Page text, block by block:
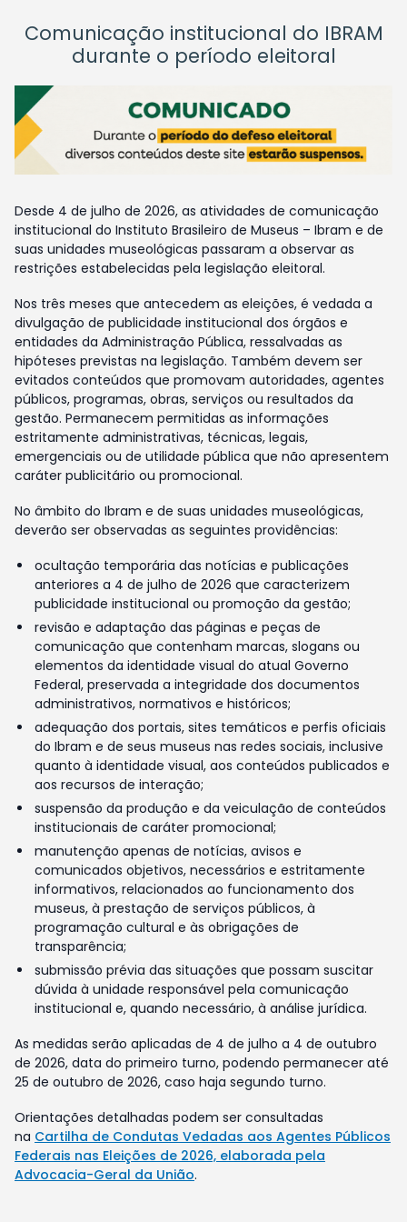
Comunicação institucional do IBRAM
durante o período eleitoral
Desde 4 de julho de 2026, as atividades de comunicação
institucional do Instituto Brasileiro de Museus – Ibram e de
suas unidades museológicas passaram a observar as
restrições estabelecidas pela legislação eleitoral.
Nos três meses que antecedem as eleições, é vedada a
divulgação de publicidade institucional dos órgãos e
entidades da Administração Pública, ressalvadas as
hipóteses previstas na legislação. Também devem ser
evitados conteúdos que promovam autoridades, agentes
públicos, programas, obras, serviços ou resultados da
gestão. Permanecem permitidas as informações
estritamente administrativas, técnicas, legais,
emergenciais ou de utilidade pública que não apresentem
caráter publicitário ou promocional.
No âmbito do Ibram e de suas unidades museológicas,
deverão ser observadas as seguintes providências:
ocultação temporária das notícias e publicações
anteriores a 4 de julho de 2026 que caracterizem
publicidade institucional ou promoção da gestão;
revisão e adaptação das páginas e peças de
comunicação que contenham marcas, slogans ou
elementos da identidade visual do atual Governo
Federal, preservada a integridade dos documentos
administrativos, normativos e históricos;
adequação dos portais, sites temáticos e perfis oficiais
do Ibram e de seus museus nas redes sociais, inclusive
quanto à identidade visual, aos conteúdos publicados e
aos recursos de interação;
suspensão da produção e da veiculação de conteúdos
institucionais de caráter promocional;
manutenção apenas de notícias, avisos e
comunicados objetivos, necessários e estritamente
informativos, relacionados ao funcionamento dos
museus, à prestação de serviços públicos, à
programação cultural e às obrigações de
transparência;
submissão prévia das situações que possam suscitar
dúvida à unidade responsável pela comunicação
institucional e, quando necessário, à análise jurídica.
As medidas serão aplicadas de 4 de julho a 4 de outubro
de 2026, data do primeiro turno, podendo permanecer até
25 de outubro de 2026, caso haja segundo turno.
Orientações detalhadas podem ser consultadas
na Cartilha de Condutas Vedadas aos Agentes Públicos
Federais nas Eleições de 2026, elaborada pela
Advocacia-Geral da União.